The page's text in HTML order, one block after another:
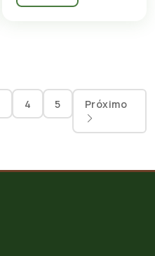
4 5 Próximo